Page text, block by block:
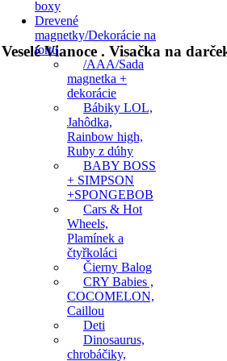
boxy
Drevené
magnetky/Dekorácie na
tortu
/AAA/Sada
magnetka +
dekorácie
Bábiky LOL,
Jahôdka,
Rainbow high,
Ruby z dúhy
BABY BOSS
+ SIMPSON
+SPONGEBOB
Cars & Hot
Wheels,
Plamínek a
čtyřkoláci
Čierny Balog
CRY Babies ,
COCOMELON,
Caillou
Deti
Dinosaurus,
chrobáčiky,
Vianoce . Visačka na